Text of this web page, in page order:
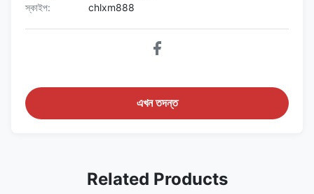
স্কাইপ:
chlxm888
এখন তদন্ত
Related Products